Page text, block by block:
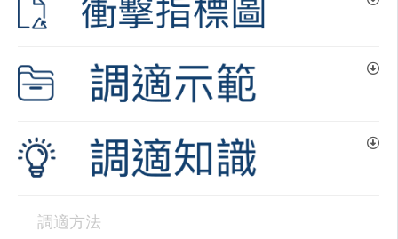
調適方法